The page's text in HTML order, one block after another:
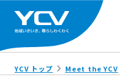
YCV トップ Meet the YCV